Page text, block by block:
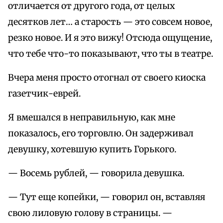
отличается от другого года, от целых
десятков лет… а старость — это совсем новое,
резко новое. И я это вижу! Отсюда ощущение,
что тебе что-то показывают, что ты в театре.
Вчера меня просто отогнал от своего киоска
газетчик-еврей.
Я вмешался в неправильную, как мне
показалось, его торговлю. Он задерживал
девушку, хотевшую купить Горького.
— Восемь рублей, — говорила девушка.
— Тут еще копейки, — говорил он, вставляя
свою лиловую голову в страницы. —